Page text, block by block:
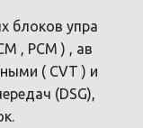
блоков упра
, PCM ) , ав
( CVT ) и
(DSG),